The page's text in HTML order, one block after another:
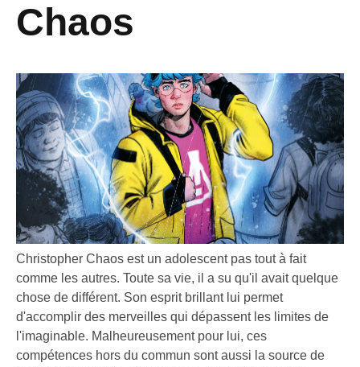
Chaos
Christopher Chaos est un adolescent pas tout à fait
comme les autres. Toute sa vie, il a su qu'il avait quelque
chose de différent. Son esprit brillant lui permet
d'accomplir des merveilles qui dépassent les limites de
l'imaginable. Malheureusement pour lui, ces
compétences hors du commun sont aussi la source de